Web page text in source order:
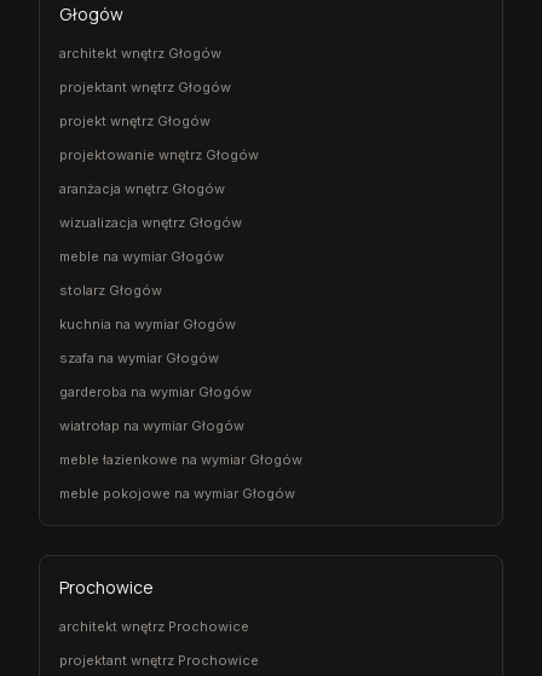
Głogów
architekt wnętrz Głogów
projektant wnętrz Głogów
projekt wnętrz Głogów
projektowanie wnętrz Głogów
aranżacja wnętrz Głogów
wizualizacja wnętrz Głogów
meble na wymiar Głogów
stolarz Głogów
kuchnia na wymiar Głogów
szafa na wymiar Głogów
garderoba na wymiar Głogów
wiatrołap na wymiar Głogów
meble łazienkowe na wymiar Głogów
meble pokojowe na wymiar Głogów
Prochowice
architekt wnętrz Prochowice
projektant wnętrz Prochowice